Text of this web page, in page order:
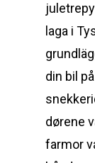
laga i
din bil
dørene
farmor